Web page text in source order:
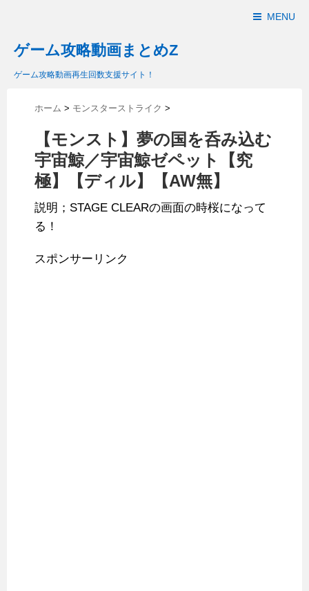
MENU
ゲーム攻略動画まとめZ
ゲーム攻略動画再生回数支援サイト！
ホーム > モンスターストライク >
【モンスト】夢の国を呑み込む
宇宙鯨／宇宙鯨ゼペット【究
極】【ディル】【AW無】
説明；STAGE CLEARの画面の時桜になって
る！
スポンサーリンク